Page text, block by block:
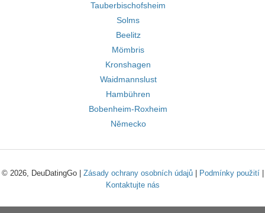
Tauberbischofsheim
Solms
Beelitz
Mömbris
Kronshagen
Waidmannslust
Hambühren
Bobenheim-Roxheim
Německo
© 2026, DeuDatingGo | Zásady ochrany osobních údajů| Podmínky použití|
Kontaktujte nás